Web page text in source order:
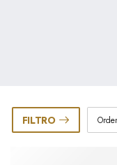
FILTRO